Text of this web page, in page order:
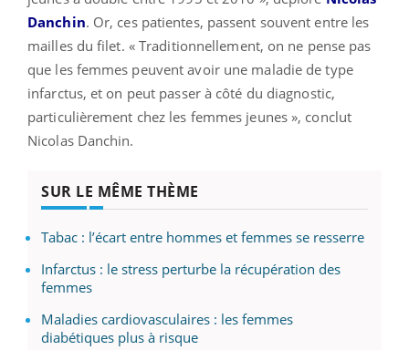
Danchin. Or, ces patientes, passent souvent entre les
mailles du filet. « Traditionnellement, on ne pense pas
que les femmes peuvent avoir une maladie de type
infarctus, et on peut passer à côté du diagnostic,
particulièrement chez les femmes jeunes », conclut
Nicolas Danchin.
SUR LE MÊME THÈME
Tabac : l’écart entre hommes et femmes se resserre
Infarctus : le stress perturbe la récupération des
femmes
Maladies cardiovasculaires : les femmes
diabétiques plus à risque